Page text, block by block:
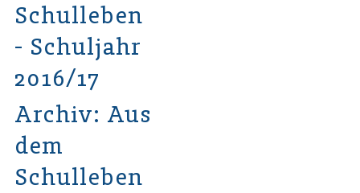
Schulleben
- Schuljahr
2016/17
Archiv: Aus
dem
Schulleben